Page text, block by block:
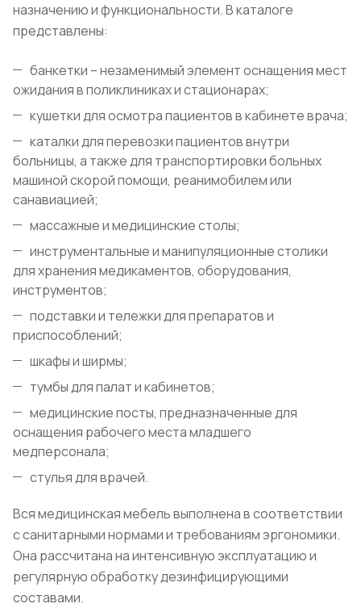
назначению и функциональности. В каталоге
представлены:
банкетки – незаменимый элемент оснащения мест
ожидания в поликлиниках и стационарах;
кушетки для осмотра пациентов в кабинете врача;
каталки для перевозки пациентов внутри
больницы, а также для транспортировки больных
машиной скорой помощи, реанимобилем или
санавиацией;
массажные и медицинские столы;
инструментальные и манипуляционные столики
для хранения медикаментов, оборудования,
инструментов;
подставки и тележки для препаратов и
приспособлений;
шкафы и ширмы;
тумбы для палат и кабинетов;
медицинские посты, предназначенные для
оснащения рабочего места младшего
медперсонала;
стулья для врачей.
Вся медицинская мебель выполнена в соответствии
с санитарными нормами и требованиям эргономики.
Она рассчитана на интенсивную эксплуатацию и
регулярную обработку дезинфицирующими
составами.